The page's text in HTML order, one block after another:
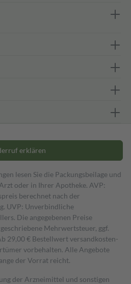
erklären
lesen Sie die Packungsbeilage und
oder in Ihrer Apotheke. AVP:
berechnet nach der
UVP: Unverbindliche
Die angegebenen Preise
Mehrwertsteuer, ggf.
29,00 € Bestell­wert versand­kosten­
vorbehalten. Alle Angebote
der Vorrat reicht.
der Arzneimittel und sonstigen